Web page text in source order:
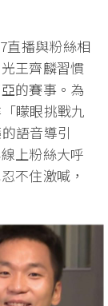
直播與粉絲相
王齊麟習慣
的賽事。為
矇眼挑戰九
語音導引
上粉絲大呼
不住激喊，